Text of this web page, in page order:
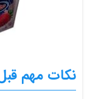
نکات مهم